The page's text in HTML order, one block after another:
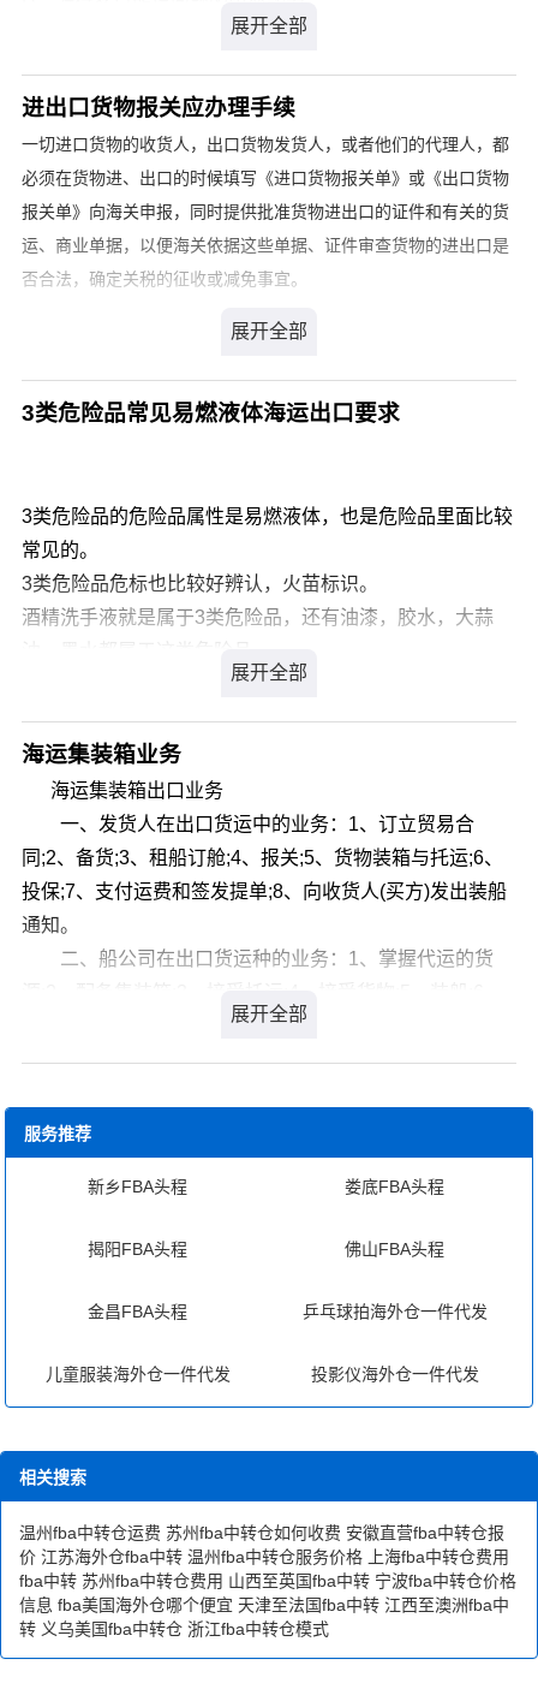
2、对公司业务的了解：
A、了解公司的优势、劣势。
B、了解公司在市场的地位，及运做状况。
3、对市场进行调查：
A、了解同行的运价水平；
B、了解客户所需船东的运价、船期、全程、目的港代理
等；
C、预见将来市场情况。 外贸业务员的销售心理
A、拜访客户要勤，而且还要讲究效率；
我们需要的客户群体。
心，还要有抗挫折 的心理准备，训练并具备面对"要取得
1%成功，前面99%的拒绝无法避免"的心理承受力，只有
这样，才会在受挫折时，重燃希望之火。
B、求人与帮人：注意推销不是乞讨，客户在很多时候是需
C、自信与自尊："推销是从被拒绝开始的"，正是有了"拒
开，张开双臂欢迎你的人很少，甚至让人觉得不正常。
D、原则与信条："客户永远都是对的"，要了解尊重客户的
要求，但不是要满足他的所有要求。实际上也无法满足他
的所有要求。
二、 开发客户：
客户是推销之本。要挑出可能接受或需要服务的准客户，
从这群准客户之中，再选择推销效率最佳的准客户，然后
推销效率的第一个步骤。（确定目标市场，选择目标客
别是基本资料的收集，如黄业、码头清单、上网、指定货
客人、指定工厂、海关数据等。
A、利用公司的资源，通过当前客户介绍新客户，通过公司
部门获取公司原来客户的信息。
客户信息。
取信息。
3、准客户的选择 ：
析筛选出一些可能推销成功的准客户。
要怎么选择？可以从以下几点判断：
A、 有无需要， B、有无付款能力， C、有无决定权，
D、有无接近的可能性。
进出口货物报关应办理手续
一切进口货物的收货人，出口货物发货人，或者他们的代理人，都
必须在货物进、出口的时候填写《进口货物报关单》或《出口货物
报关单》向海关申报，同时提供批准货物进出口的证件和有关的货
运、商业单据，以便海关依据这些单据、证件审查货物的进出口是
否合法，确定关税的征收或减免事宜。
3类危险品常见易燃液体海运出口要求
3类危险品的危险品属性是易燃液体，也是危险品里面比较
常见的。
3类危险品危标也比较好辨认，火苗标识。
酒精洗手液就是属于3类危险品，还有油漆，胶水，大蒜
易燃液体有个比较常见的包装吨桶，也就是IBC桶。IBC桶
工厂大部分是去做船级证，而不是危包证。
这个船级证的作用和危包证的作用是一样的。都可以用来
订舱，做危申报。
3类危险品出口，很多时候没有危包证，就是提供的船级证
的。还有一种就是做限量包装。通过做限量包装可以免危
包证出口。
3类危险品出口不管是上海外港还是洋山港都需要船边直
装。危险品一般建议打托盘出运，唛头贴好成分含量。
的，闪点小于23℃属于II类包装，大于23℃属于III类包装。
海运集装箱业务
海运集装箱出口业务
一、发货人在出口货运中的业务：1、订立贸易合
同;2、备货;3、租船订舱;4、报关;5、货物装箱与托运;6、
投保;7、支付运费和签发提单;8、向收货人(买方)发出装船
通知。
二、船公司在出口货运种的业务：1、掌握代运的货
三、集装箱码头堆场在出口货运中的业务：1、集装箱
集装箱的处理;5、与船公司的业务关系。
四、集装箱货运站出口货运业务：1、办理货物交
接;2、积载装箱;3、制作装箱单;4、将装载的货箱运至码头
进口货运业务
取;5、制作交货报告和未交货报告。
三、集装箱货运站在进口业务中的业务：1、做好交货
准备;2、发出交货通知;3、从码头堆场领取载货的集装
箱;4、拆箱交货;5、有关费用收取;6、制作交货报告和未交
货报告
四、收货人在进口业务中的业务：1、订立贸易合
同;2、租船订舱;3、申请开信用证;4、投保;5、取得有关装
服务推荐
新乡FBA头程 娄底FBA头程
揭阳FBA头程 佛山FBA头程
金昌FBA头程 乒乓球拍海外仓一件代发
儿童服装海外仓一件代发 投影仪海外仓一件代发
相关搜索
温州fba中转仓运费 苏州fba中转仓如何收费 安徽直营fba中转仓报
价 江苏海外仓fba中转 温州fba中转仓服务价格
上海fba中转仓费用
fba中转 苏州fba中转仓费用 山西至英国fba中转 宁波fba中转仓价格
信息 fba美国海外仓哪个便宜 天津至法国fba中转 江西至澳洲fba中
转 义乌美国fba中转仓 浙江fba中转仓模式